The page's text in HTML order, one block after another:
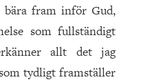
bära fram inför Gud,
som fullständigt
allt det jag
tydligt framställer